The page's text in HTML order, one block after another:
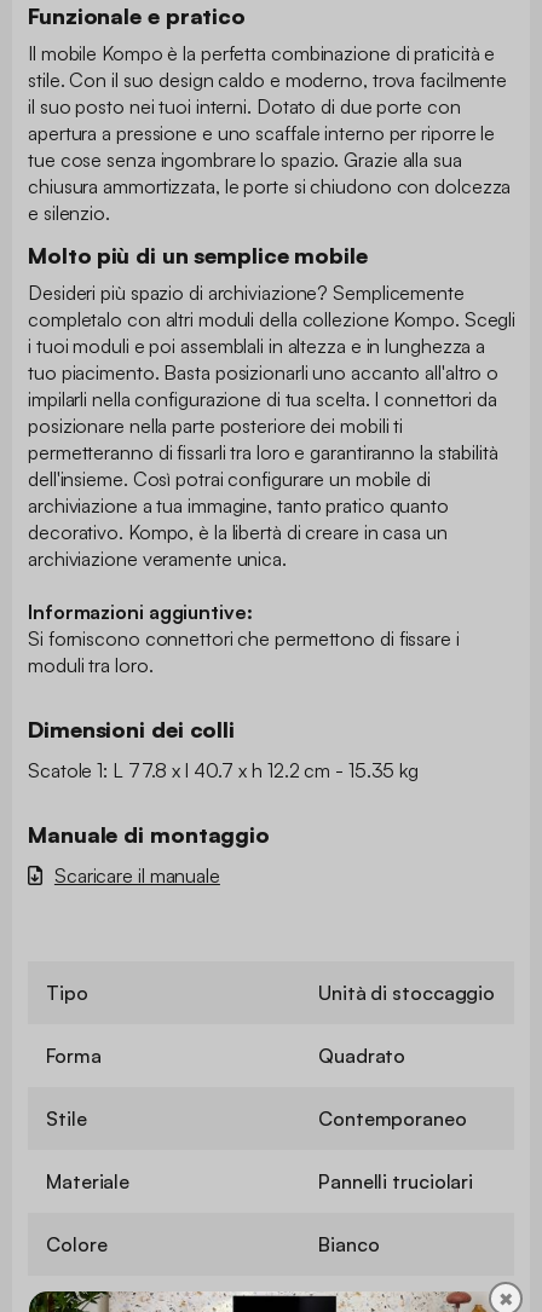
Funzionale e pratico
Il mobile Kompo è la perfetta combinazione di praticità e
stile. Con il suo design caldo e moderno, trova facilmente
il suo posto nei tuoi interni. Dotato di due porte con
apertura a pressione e uno scaffale interno per riporre le
tue cose senza ingombrare lo spazio. Grazie alla sua
chiusura ammortizzata, le porte si chiudono con dolcezza
e silenzio.
Molto più di un semplice mobile
Desideri più spazio di archiviazione? Semplicemente
completalo con altri moduli della collezione Kompo. Scegli
i tuoi moduli e poi assemblali in altezza e in lunghezza a
tuo piacimento. Basta posizionarli uno accanto all'altro o
impilarli nella configurazione di tua scelta. I connettori da
posizionare nella parte posteriore dei mobili ti
permetteranno di fissarli tra loro e garantiranno la stabilità
dell'insieme. Così potrai configurare un mobile di
archiviazione a tua immagine, tanto pratico quanto
decorativo. Kompo, è la libertà di creare in casa un
archiviazione veramente unica.
Informazioni aggiuntive:
Si forniscono connettori che permettono di fissare i
moduli tra loro.
Dimensioni dei colli
Scatole 1: L 77.8 x l 40.7 x h 12.2 cm - 15.35 kg
Manuale di montaggio
Scaricare il manuale
Tipo Unità di stoccaggio
Forma Quadrato
Stile Contemporaneo
Materiale Pannelli truciolari
Colore Bianco
Numero di ripiani ✖